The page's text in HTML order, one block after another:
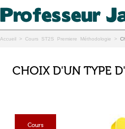
Accueil > Cours ST2S Premiere Méthodologie >
CHOIX D'UN TYPE
Cours